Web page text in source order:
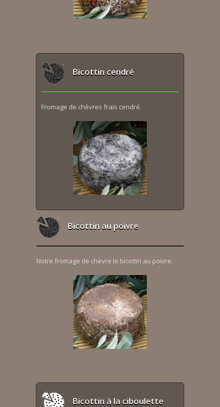
Bicottin cendré
Fromage de chèvres frais cendré.
Bicottin au poivre
Notre fromage de chèvre le bicottin au poivre.
Bicottin à la ciboulette